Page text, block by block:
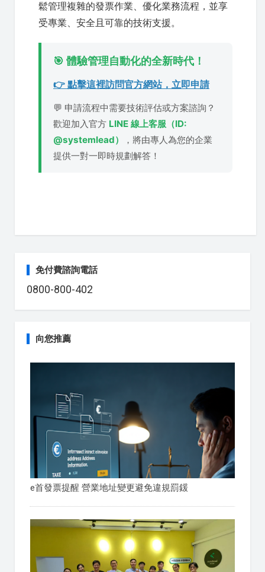
鬆管理複雜的發票作業、優化業務流程，並享
受專業、安全且可靠的技術支援。
🎯 體驗管理自動化的全新時代！
👉 點擊這裡訪問官方網站，立即申請
💬 申請流程中需要技術評估或方案諮詢？
歡迎加入官方 LINE 線上客服（ID:
@systemlead）
，將由專人為您的企業
提供一對一即時規劃解答！
免付費諮詢電話
0800-800-402
向您推薦
e首發票提醒 營業地址變更避免違規罰鍰